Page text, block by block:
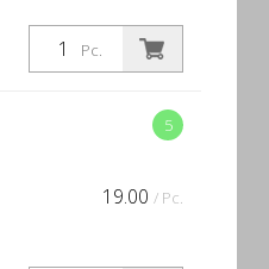
Pc.
5
19.00 / Pc.